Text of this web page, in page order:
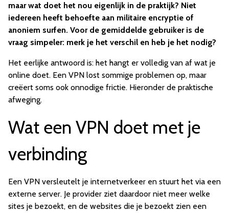
maar wat doet het nou eigenlijk in de praktijk? Niet
iedereen heeft behoefte aan militaire encryptie of
anoniem surfen. Voor de gemiddelde gebruiker is de
vraag simpeler: merk je het verschil en heb je het nodig?
Het eerlijke antwoord is: het hangt er volledig van af wat je
online doet. Een VPN lost sommige problemen op, maar
creëert soms ook onnodige frictie. Hieronder de praktische
afweging.
Wat een VPN doet met je
verbinding
Een VPN versleutelt je internetverkeer en stuurt het via een
externe server. Je provider ziet daardoor niet meer welke
sites je bezoekt, en de websites die je bezoekt zien een